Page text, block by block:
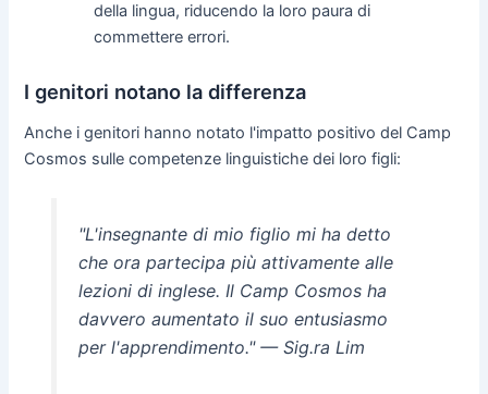
della lingua, riducendo la loro paura di
commettere errori.
I genitori notano la differenza
Anche i genitori hanno notato l'impatto positivo del Camp
Cosmos sulle competenze linguistiche dei loro figli:
"L'insegnante di mio figlio mi ha detto
che ora partecipa più attivamente alle
lezioni di inglese. Il Camp Cosmos ha
davvero aumentato il suo entusiasmo
per l'apprendimento."— Sig.ra Lim